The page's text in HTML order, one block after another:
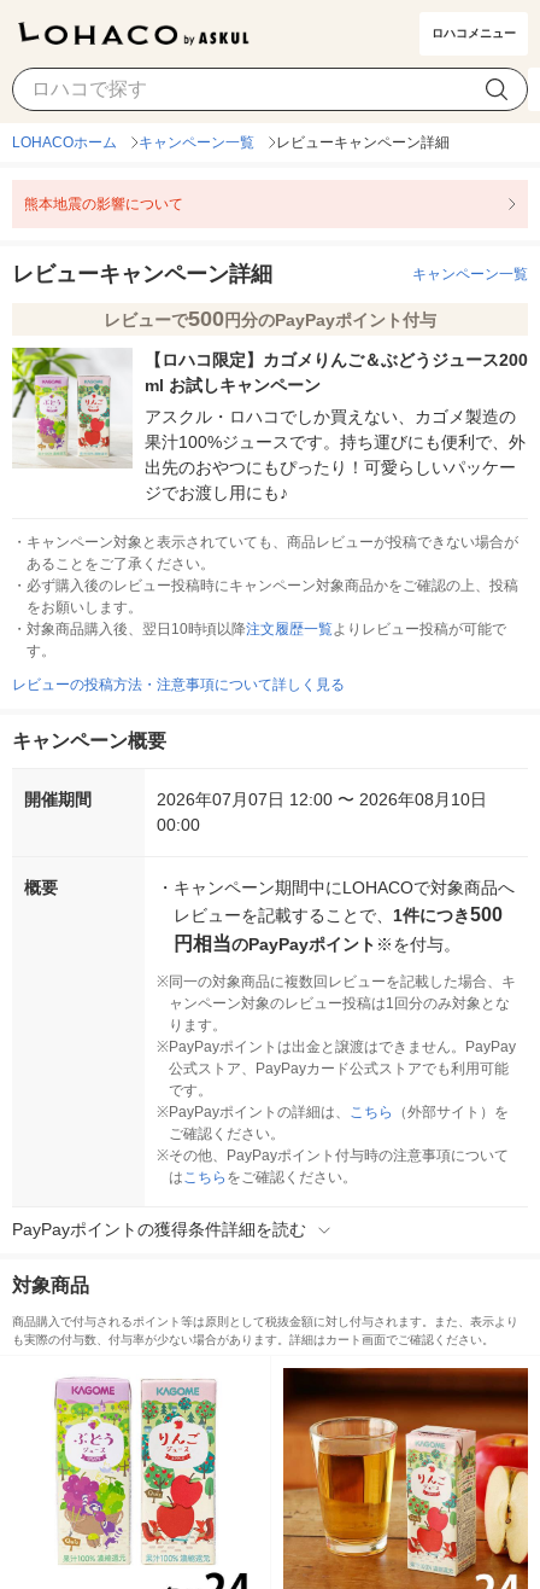
ロハコメニュー
LOHACOホーム キャンペーン一覧 レビューキャンペーン詳細
熊本地震の影響について
レビューキャンペーン詳細 キャンペーン一覧
レビューで500円分のPayPayポイント付与
【ロハコ限定】カゴメりんご＆ぶどうジュース200
ml お試しキャンペーン
アスクル・ロハコでしか買えない、カゴメ製造の
果汁100%ジュースです。持ち運びにも便利で、外
出先のおやつにもぴったり！可愛らしいパッケー
ジでお渡し用にも♪
・ キャンペーン対象と表示されていても、商品レビューが投稿できない場合が
あることをご了承ください。
・ 必ず購入後のレビュー投稿時にキャンペーン対象商品かをご確認の上、投稿
をお願いします。
・ 対象商品購入後、翌日10時頃以降注文履歴一覧よりレビュー投稿が可能で
す。
レビューの投稿方法・注意事項について詳しく見る
キャンペーン概要
開催期間
2026年07月07日 12:00 〜 2026年08月10日
00:00
概要 ・ キャンペーン期間中にLOHACOで対象商品へ
レビューを記載することで、 1件につき500
円相当のPayPayポイント ※を付与。
※同一の対象商品に複数回レビューを記載した場合、キ
ャンペーン対象のレビュー投稿は1回分のみ対象とな
ります。
※PayPayポイントは出金と譲渡はできません。PayPay
公式ストア、PayPayカード公式ストアでも利用可能
です。
※PayPayポイントの詳細は、 こちら
（外部サイト）を
ご確認ください。
※その他、PayPayポイント付与時の注意事項について
はこちら をご確認ください。
PayPayポイントの獲得条件詳細を読む
対象商品
商品購入で付与されるポイント等は原則として税抜金額に対し付与されます。また、表示より
も実際の付与数、付与率が少ない場合があります。詳細はカート画面でご確認ください。